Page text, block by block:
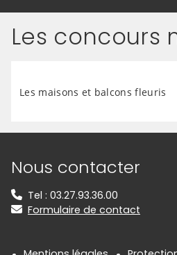
Les concours
Les maisons et balcons fleuris
Informations
Nous contacter
Tel : 03.27.93.36.00
Formulaire de contact